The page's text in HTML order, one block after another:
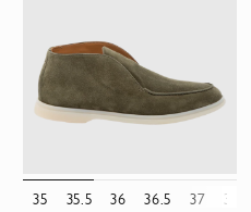
35 35.5 36 36.5 37 38